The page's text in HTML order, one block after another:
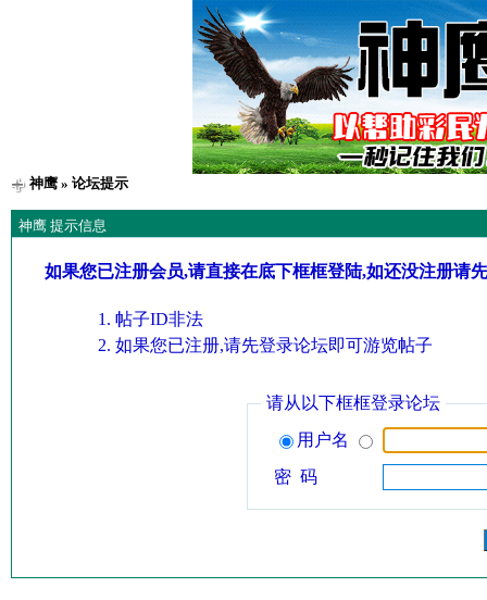
神鹰» 论坛提示
神鹰 提示信息
如果您已注册会员,请直接在底下框框登陆,如还没注册请
帖子ID非法
如果您已注册,请先登录论坛即可游览帖子
请从以下框框登录论坛
用户名
密 码